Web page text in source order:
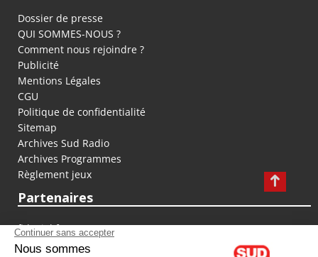
Dossier de presse
QUI SOMMES-NOUS ?
Comment nous rejoindre ?
Publicité
Mentions Légales
CGU
Politique de confidentialité
Sitemap
Archives Sud Radio
Archives Programmes
Règlement jeux
Partenaires
fiducial.fr
lyoncapitale.fr